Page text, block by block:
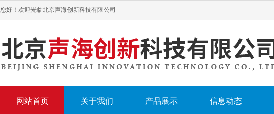
您好！欢迎光临北京声海创新科技有限公司
网站首页 关于我们 产品展示 信息动态